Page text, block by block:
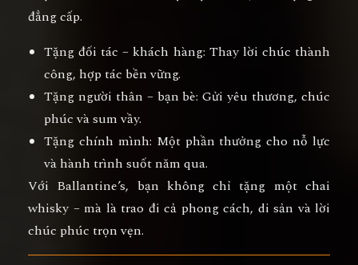
đẳng cấp.
Tặng đối tác – khách hàng: Thay lời chúc thành
công, hợp tác bền vững.
Tặng người thân – bạn bè: Gửi yêu thương, chúc
phúc và sum vầy.
Tặng chính mình: Một phần thưởng cho nỗ lực
và hành trình suốt năm qua.
Với Ballantine’s, bạn không chỉ tặng một chai
whisky – mà là trao đi cả phong cách, di sản và lời
chúc phúc trọn vẹn.